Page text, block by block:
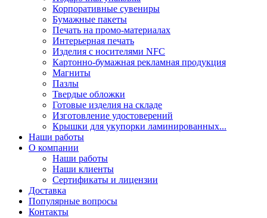
Корпоративные сувениры
Бумажные пакеты
Печать на промо-материалах
Интерьерная печать
Изделия с носителями NFC
Картонно-бумажная рекламная продукция
Магниты
Пазлы
Твердые обложки
Готовые изделия на складе
Изготовление удостоверений
Крышки для укупорки ламинированных...
Наши работы
О компании
Наши работы
Наши клиенты
Сертификаты и лицензии
Доставка
Популярные вопросы
Контакты